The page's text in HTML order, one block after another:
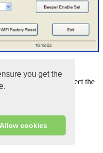
you get the
Allow cookies
option allows you to select the
printer
of the printer.
printer (Self-test)